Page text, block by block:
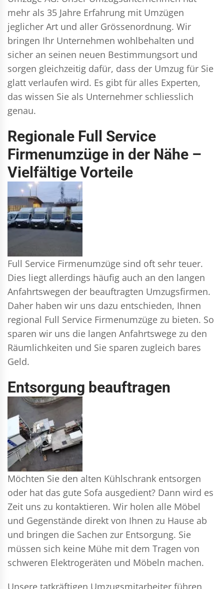
mehr als 35 Jahre Erfahrung mit Umzügen
jeglicher Art und aller Grössenordnung. Wir
bringen Ihr Unternehmen wohlbehalten und
sicher an seinen neuen Bestimmungsort und
sorgen gleichzeitig dafür, dass der Umzug für Sie
glatt verlaufen wird. Es gibt für alles Experten,
das wissen Sie als Unternehmer schliesslich
genau.
Regionale Full Service
Firmenumzüge in der Nähe –
Vielfältige Vorteile
Full Service Firmenumzüge sind oft sehr teuer.
Dies liegt allerdings häufig auch an den langen
Anfahrtswegen der beauftragten Umzugsfirmen.
Daher haben wir uns dazu entschieden, Ihnen
regional Full Service Firmenumzüge zu bieten. So
sparen wir uns die langen Anfahrtswege zu den
Räumlichkeiten und Sie sparen zugleich bares
Geld.
Entsorgung beauftragen
Möchten Sie den alten Kühlschrank entsorgen
oder hat das gute Sofa ausgedient? Dann wird es
Zeit uns zu kontaktieren. Wir holen alle Möbel
und Gegenstände direkt von Ihnen zu Hause ab
und bringen die Sachen zur Entsorgung. Sie
müssen sich keine Mühe mit dem Tragen von
schweren Elektrogeräten und Möbeln machen.
Unsere tatkräftigen Umzugsmitarbeiter führen